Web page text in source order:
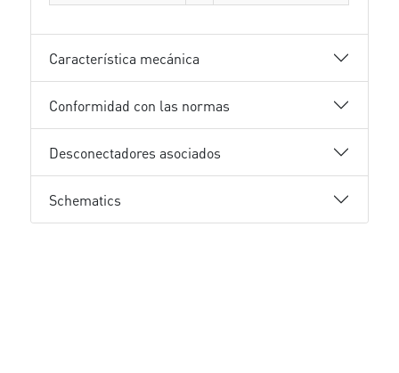
Característica mecánica
Conformidad con las normas
Desconectadores asociados
Schematics